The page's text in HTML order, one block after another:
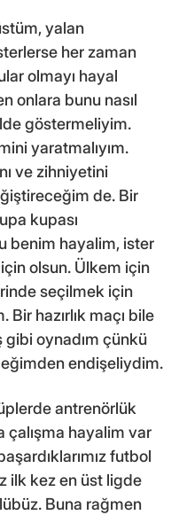
yalan
her zaman
olmayı hayal
onlara bunu nasıl
göstermeliyim.
yaratmalıyım.
ve zihniyetini
de. Bir
kupası
benim hayalim, ister
olsun. Ülkem için
seçilmek için
hazırlık maçı bile
gibi oynadım çünkü
endişeliydim.
antrenörlük
hayalim var
futbol
ilk kez en üst ligde
Buna rağmen